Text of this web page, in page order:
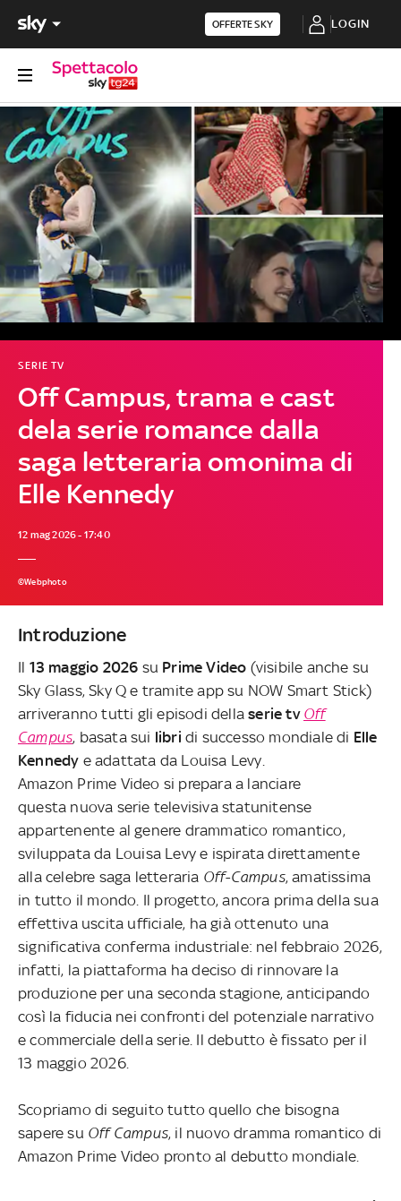
OFFERTE SKY LOGIN
Off Campus, trama e cast
dela serie romance dalla
saga letteraria omonima di
Elle Kennedy
SERIE TV
12 mag 2026 - 17:40
©Webphoto
Introduzione
Il 13 maggio 2026 su Prime Video (visibile anche su
Sky Glass, Sky Q e tramite app su NOW Smart Stick)
arriveranno tutti gli episodi dellaserie tv Off
Campus, basata sui libri di successo mondiale di Elle
Kennedy e adattata da Louisa Levy.
Amazon Prime Video si prepara a lanciare
questa nuova serie televisiva statunitense
appartenente al genere drammatico romantico,
sviluppata da Louisa Levy e ispirata direttamente
alla celebre saga letteraria Off-Campus, amatissima
in tutto il mondo. Il progetto, ancora prima della sua
effettiva uscita ufficiale, ha già ottenuto una
significativa conferma industriale: nel febbraio 2026,
infatti, la piattaforma ha deciso di rinnovare la
produzione per una seconda stagione, anticipando
così la fiducia nei confronti del potenziale narrativo
e commerciale della serie. Il debutto è fissato per il
13 maggio 2026.
Scopriamo di seguito tutto quello che bisogna
sapere su Off Campus, il nuovo dramma romantico di
Amazon Prime Video pronto al debutto mondiale.